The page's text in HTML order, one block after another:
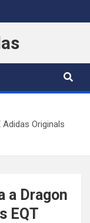
Originals
a Dragon
EQT